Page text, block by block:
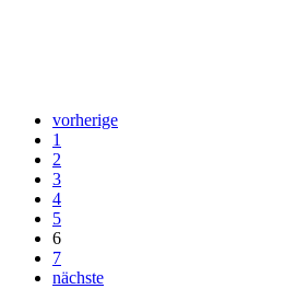
vorherige
1
2
3
4
5
6
7
nächste